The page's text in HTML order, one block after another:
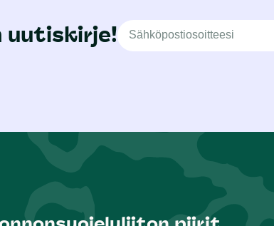
uutiskirje!